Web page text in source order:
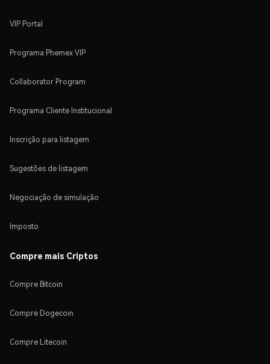
VIP Portal
Programa Phemex VIP
Collaborator Program
Programa Cliente Institucional
Inscrição para listagem
Sugestões de listagem
Negociação de simulação
Imposto
Compre mais Criptos
Compre Bitcoin
Compre Dogecoin
Compre Litecoin